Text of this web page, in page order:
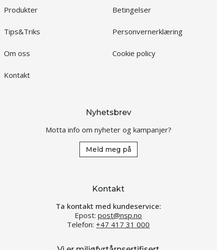
Produkter
Tips&Triks
Om oss
Kontakt
Betingelser
Personvernerklæring
Cookie policy
Nyhetsbrev
Motta info om nyheter og kampanjer?
Meld meg på
Kontakt
Ta kontakt med kundeservice:
Epost:post@nsp.no
Telefon:+47 417 31 000